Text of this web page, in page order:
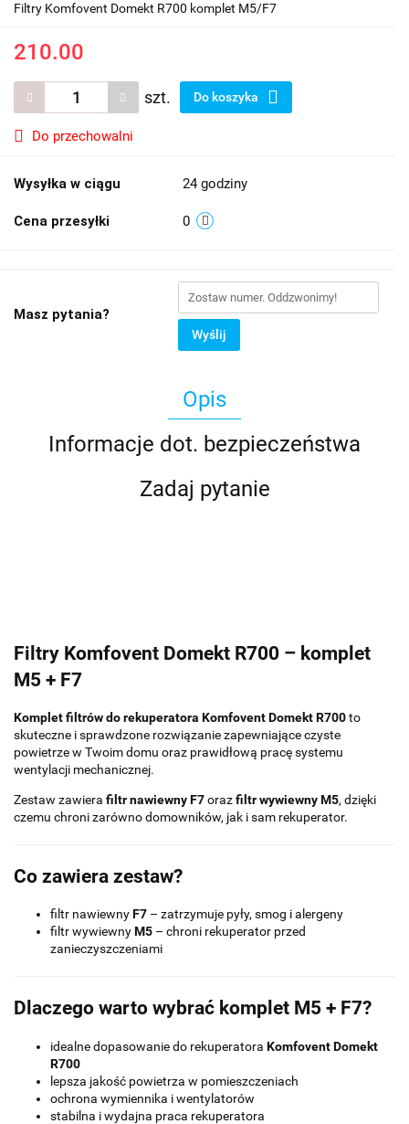
Filtry Komfovent Domekt R700 komplet M5/F7
210.00
szt. Do koszyka
Do przechowalni
Wysyłka w ciągu 24 godziny
Cena przesyłki 0
Masz pytania?
Wyślij
Opis
Informacje dot. bezpieczeństwa
Zadaj pytanie
Filtry Komfovent Domekt R700 – komplet
M5 + F7
Komplet filtrów do rekuperatora Komfovent Domekt R700to
skuteczne i sprawdzone rozwiązanie zapewniające czyste
powietrze w Twoim domu oraz prawidłową pracę systemu
wentylacji mechanicznej.
Zestaw zawiera filtr nawiewny F7orazfiltr wywiewny M5, dzięki
czemu chroni zarówno domowników, jak i sam rekuperator.
Co zawiera zestaw?
filtr nawiewnyF7 – zatrzymuje pyły, smog i alergeny
filtr wywiewnyM5 – chroni rekuperator przed
zanieczyszczeniami
Dlaczego warto wybrać komplet M5 + F7?
idealne dopasowanie do rekuperatora Komfovent Domekt
R700
lepsza jakość powietrza w pomieszczeniach
ochrona wymiennika i wentylatorów
stabilna i wydajna praca rekuperatora